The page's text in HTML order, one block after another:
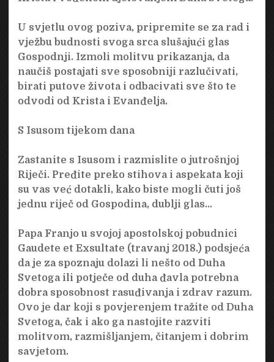
U svjetlu ovog poziva, pripremite se za rad i
vježbu budnosti svoga srca slušajući glas
Gospodnji. Izmoli molitvu prikazanja, da
naučiš postajati sve sposobniji razlučivati,
birati putove života i odbacivati ​​sve što te
odvodi od Krista i Evanđelja.
S Isusom tijekom dana
Zastanite s Isusom i razmislite o jutrošnjoj
Riječi. Pređite preko stihova i aspekata koji
su vas već dotakli, kako biste mogli čuti još
jednu riječ od Gospodina, dublji glas…
Papa Franjo u svojoj apostolskoj pobudnici
Gaudete et Exsultate (travanj 2018.) podsjeća
da je za spoznaju dolazi li nešto od Duha
Svetoga ili potječe od duha đavla potrebna
dobra sposobnost rasuđivanja i zdrav razum.
Ovo je dar koji s povjerenjem tražite od Duha
Svetoga, čak i ako ga nastojite razviti
molitvom, razmišljanjem, čitanjem i dobrim
savjetom.